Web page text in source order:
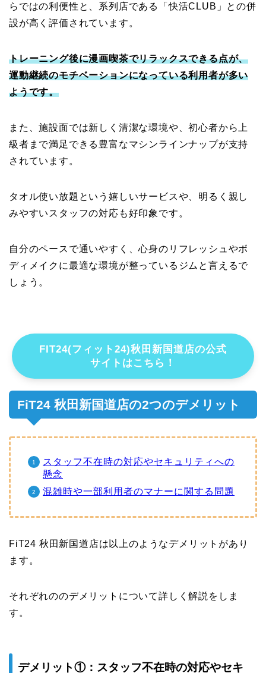
らではの利便性と、系列店である「快活CLUB」との併
設が高く評価されています。
トレーニング後に漫画喫茶でリラックスできる点が、
運動継続のモチベーションになっている利用者が多い
ようです。
また、施設面では新しく清潔な環境や、初心者から上
級者まで満足できる豊富なマシンラインナップが支持
されています。
タオル使い放題という嬉しいサービスや、明るく親し
みやすいスタッフの対応も好印象です。
自分のペースで通いやすく、心身のリフレッシュやボ
ディメイクに最適な環境が整っているジムと言えるで
しょう。
FIT24(フィット24)秋田新国道店の公式
サイトはこちら！
FiT24 秋田新国道店の2つのデメリット
スタッフ不在時の対応やセキュリティへの
懸念
混雑時や一部利用者のマナーに関する問題
FiT24 秋田新国道店は以上のようなデメリットがあり
ます。
それぞれののデメリットについて詳しく解説をしま
す。
デメリット①：スタッフ不在時の対応やセキ